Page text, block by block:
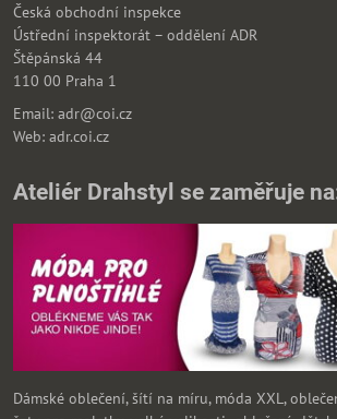
Česká obchodní inspekce
Ústřední inspektorát – oddělení ADR
Štěpánská 44
110 00 Praha 1
Email: adr@coi.cz
Web: adr.coi.cz
Ateliér Drahstyl se zaměřuje
Dámské oblečení, šítí na míru, móda XXL,